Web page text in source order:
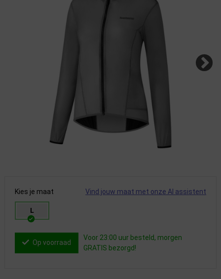
Kies je maat Vind jouw maat met onze AI assistent
L
Op voorraad
Voor 23:00 uur besteld, morgen
GRATIS bezorgd!